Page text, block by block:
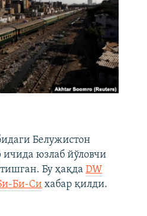
Белужистон
юзлаб йўловчи
Бу ҳақда DW
Би-Си хабар қилди.